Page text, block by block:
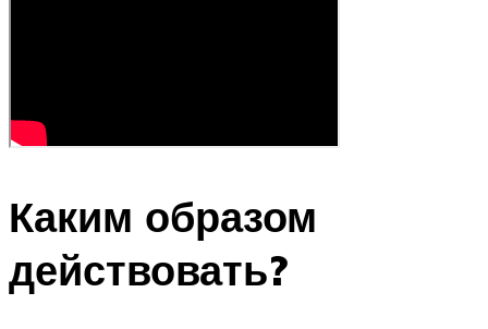
Каким образом
действовать?